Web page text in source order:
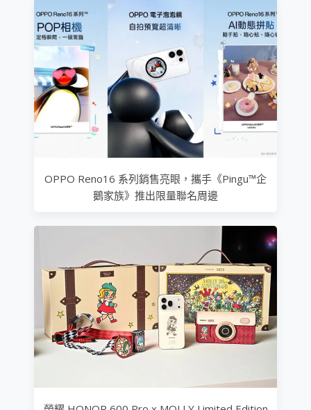
OPPO Reno16 系列銷售亮眼，攜手《Pingu™企
鵝家族》推出限量聯名周邊